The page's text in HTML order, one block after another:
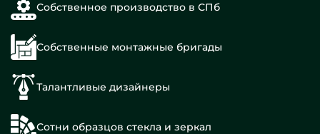
Собственное производство в СПб
Собственные монтажные бригады
Талантливые дизайнеры
Сотни образцов стекла и зеркал